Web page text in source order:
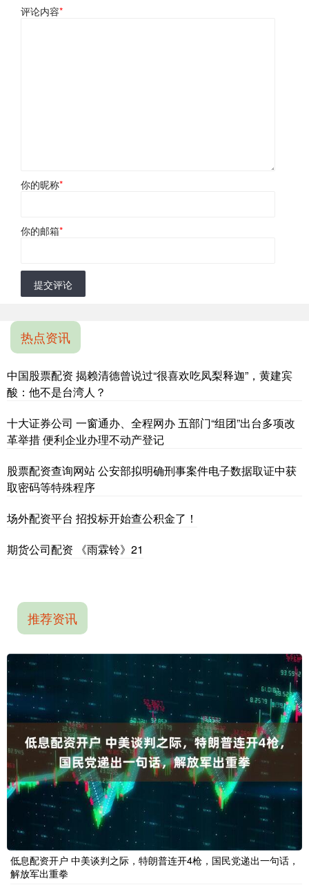
评论内容*
你的昵称*
你的邮箱*
提交评论
热点资讯
中国股票配资 揭赖清德曾说过“很喜欢吃凤梨释迦”，黄建宾
酸：他不是台湾人？
十大证券公司 一窗通办、全程网办 五部门“组团”出台多项改
革举措 便利企业办理不动产登记
股票配资查询网站 公安部拟明确刑事案件电子数据取证中获
取密码等特殊程序
场外配资平台 招投标开始查公积金了！
期货公司配资 《雨霖铃》21
推荐资讯
低息配资开户 中美谈判之际，特朗普连开4枪，国民党递出一句话，
解放军出重拳